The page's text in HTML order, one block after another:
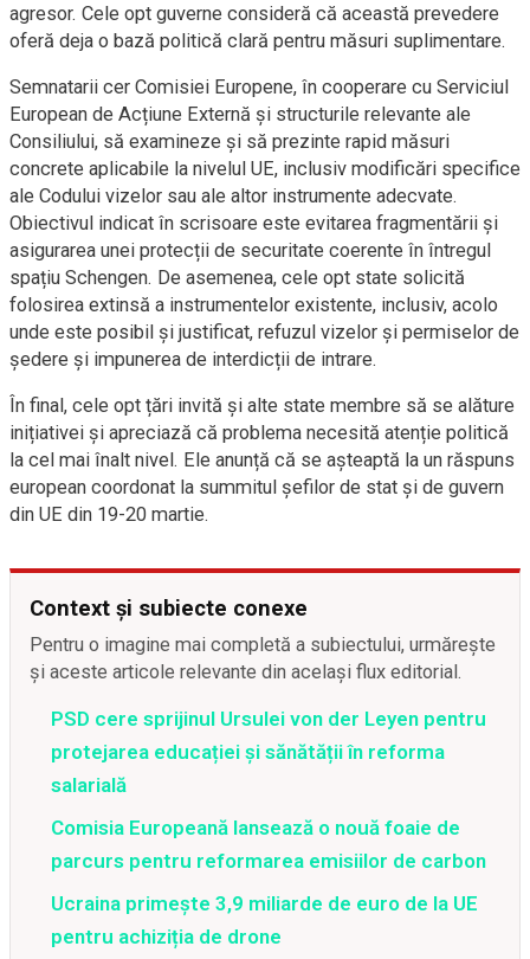
agresor. Cele opt guverne consideră că această prevedere
oferă deja o bază politică clară pentru măsuri suplimentare.
Semnatarii cer Comisiei Europene, în cooperare cu Serviciul
European de Acțiune Externă și structurile relevante ale
Consiliului, să examineze și să prezinte rapid măsuri
concrete aplicabile la nivelul UE, inclusiv modificări specifice
ale Codului vizelor sau ale altor instrumente adecvate.
Obiectivul indicat în scrisoare este evitarea fragmentării și
asigurarea unei protecții de securitate coerente în întregul
spațiu Schengen. De asemenea, cele opt state solicită
folosirea extinsă a instrumentelor existente, inclusiv, acolo
unde este posibil și justificat, refuzul vizelor și permiselor de
ședere și impunerea de interdicții de intrare.
În final, cele opt țări invită și alte state membre să se alăture
inițiativei și apreciază că problema necesită atenție politică
la cel mai înalt nivel. Ele anunță că se așteaptă la un răspuns
european coordonat la summitul șefilor de stat și de guvern
din UE din 19-20 martie.
Context și subiecte conexe
Pentru o imagine mai completă a subiectului, urmărește
și aceste articole relevante din același flux editorial.
PSD cere sprijinul Ursulei von der Leyen pentru
protejarea educației și sănătății în reforma
salarială
Comisia Europeană lansează o nouă foaie de
parcurs pentru reformarea emisiilor de carbon
Ucraina primește 3,9 miliarde de euro de la UE
pentru achiziția de drone